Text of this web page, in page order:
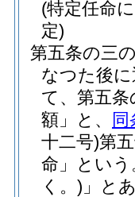
(特定任命
定)
第五条の三
なつた後
て、第五
額」と、
同
十二号)第
命」という
く。) 」と